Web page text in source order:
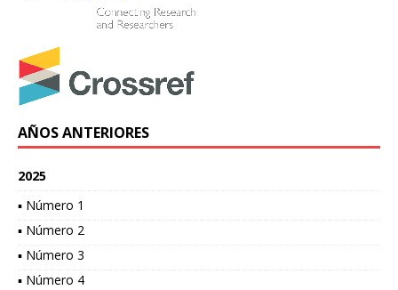
AÑOS ANTERIORES
2025
▪ Número 1
▪ Número 2
▪ Número 3
▪ Número 4